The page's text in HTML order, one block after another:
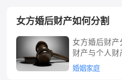
务），则协议
不分割财产。
后续产生纠纷
割），仍可向
中需明确“双
等）属于遗产
嘱内容分割
承顺序（第一
母；第二顺
外祖父母）继
系，同性恋伴
不能直接适
财产分割的法
典》物权编中
友会遇到类似
子女分家、夫
兄弟姐妹共
例等。这时，
事后反悔”等
存续期间，共
出现一方损
转移存款、变
大医疗支出
权等，再结合
源、过错行为
割。实践中
后增值、债务
等，可通过协
必要时需借助
女方婚后财产如何分割
女方婚后财产
财产与个人财
典》，婚后
益等通常为共
婚姻家庭